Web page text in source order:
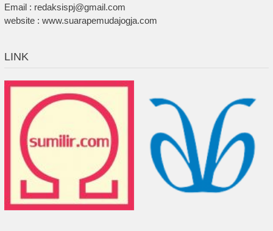
Email : redaksispj@gmail.com
website : www.suarapemudajogja.com
LINK